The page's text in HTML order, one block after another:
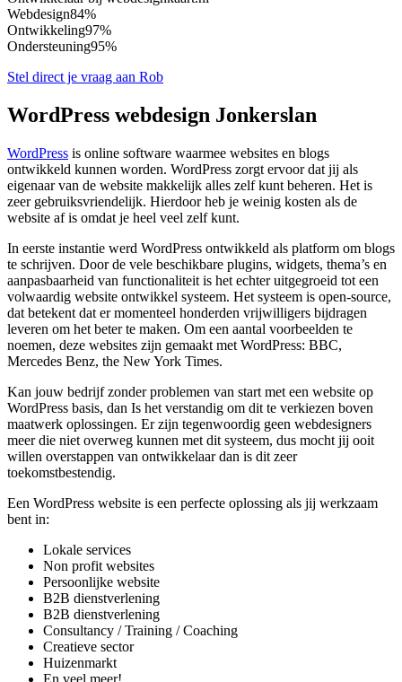
Webdesign84%
Ontwikkeling97%
Ondersteuning95%
Stel direct je vraag aan Rob
WordPress webdesign Jonkerslan
WordPress is online software waarmee websites en blogs
ontwikkeld kunnen worden. WordPress zorgt ervoor dat jij als
eigenaar van de website makkelijk alles zelf kunt beheren. Het is
zeer gebruiksvriendelijk. Hierdoor heb je weinig kosten als de
website af is omdat je heel veel zelf kunt.
In eerste instantie werd WordPress ontwikkeld als platform om blogs
te schrijven. Door de vele beschikbare plugins, widgets, thema’s en
aanpasbaarheid van functionaliteit is het echter uitgegroeid tot een
volwaardig website ontwikkel systeem. Het systeem is open-source,
dat betekent dat er momenteel honderden vrijwilligers bijdragen
leveren om het beter te maken. Om een aantal voorbeelden te
noemen, deze websites zijn gemaakt met WordPress: BBC,
Mercedes Benz, the New York Times.
Kan jouw bedrijf zonder problemen van start met een website op
WordPress basis, dan Is het verstandig om dit te verkiezen boven
maatwerk oplossingen. Er zijn tegenwoordig geen webdesigners
meer die niet overweg kunnen met dit systeem, dus mocht jij ooit
willen overstappen van ontwikkelaar dan is dit zeer
toekomstbestendig.
Een WordPress website is een perfecte oplossing als jij werkzaam
bent in:
Lokale services
Non profit websites
Persoonlijke website
B2B dienstverlening
B2B dienstverlening
Consultancy / Training / Coaching
Creatieve sector
Huizenmarkt